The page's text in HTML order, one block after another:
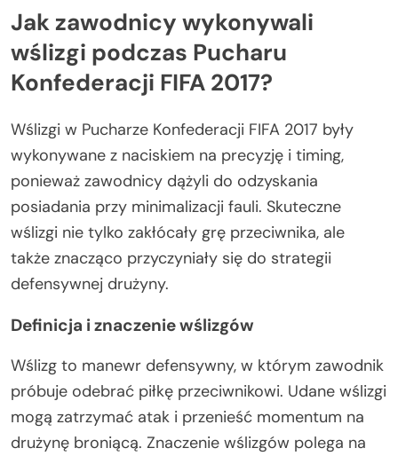
Jak zawodnicy wykonywali
wślizgi podczas Pucharu
Konfederacji FIFA 2017?
Wślizgi w Pucharze Konfederacji FIFA 2017 były
wykonywane z naciskiem na precyzję i timing,
ponieważ zawodnicy dążyli do odzyskania
posiadania przy minimalizacji fauli. Skuteczne
wślizgi nie tylko zakłócały grę przeciwnika, ale
także znacząco przyczyniały się do strategii
defensywnej drużyny.
Definicja i znaczenie wślizgów
Wślizg to manewr defensywny, w którym zawodnik
próbuje odebrać piłkę przeciwnikowi. Udane wślizgi
mogą zatrzymać atak i przenieść momentum na
drużynę broniącą. Znaczenie wślizgów polega na